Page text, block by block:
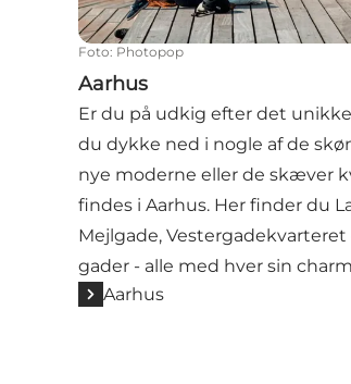
Foto: Photopop
Aarhus
Er du på udkig efter det
du dykke ned i nogle af de
nye moderne eller de skæver
findes i Aarhus. Her finder du
Mejlgade, Vestergadekvarteret
gader - alle med hver sin
Aarhus